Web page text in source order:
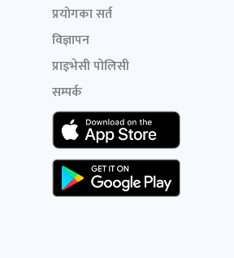
प्रयोगका सर्त
विज्ञापन
प्राइभेसी पोलिसी
सम्पर्क